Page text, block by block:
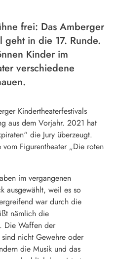
frei: Das Amberger
geht in die 17. Runde.
Kinder im
verschiedene
Kindertheaterfestivals
aus dem Vorjahr. 2021 hat
die Jury überzeugt.
vom Figurentheater „Die roten
im vergangenen
ausgewählt, weil es so
war durch die
nämlich die
Die Waffen der
nicht Gewehre oder
die Musik und das